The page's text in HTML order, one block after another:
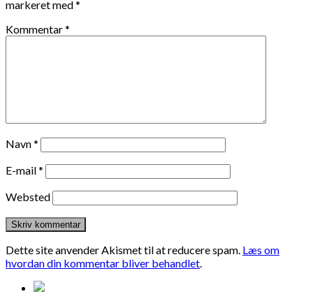
markeret med*
Kommentar*
Navn*
E-mail*
Websted
Dette site anvender Akismet til at reducere spam. Læs om
hvordan din kommentar bliver behandlet.